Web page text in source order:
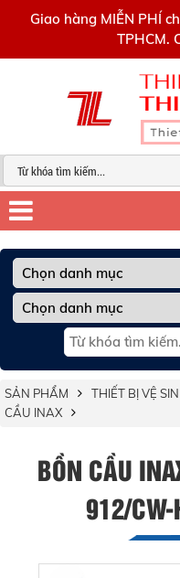
Giao hàng MIỄN PHÍ
TPHCM.
SẢN PHẨM THIẾT BỊ VỆ
CẦU INAX
BỒN CẦU
912/CW-
0909445903